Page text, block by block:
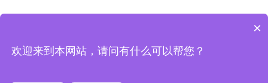
×
欢迎来到本网站，请问有什么可以帮您？